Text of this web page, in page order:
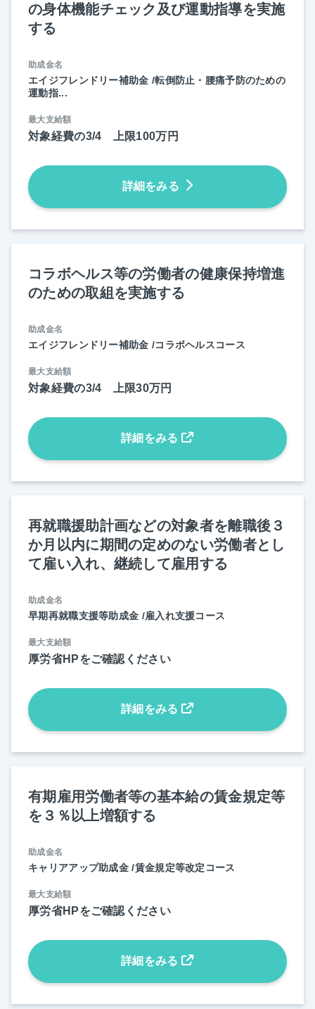
の身体機能チェック及び運動指導を実施
する
助成金名
エイジフレンドリー補助金 /転倒防止・腰痛予防のための
運動指...
最大支給額
対象経費の3/4 上限100万円
詳細をみる
コラボヘルス等の労働者の健康保持増進
のための取組を実施する
助成金名
エイジフレンドリー補助金 /コラボヘルスコース
最大支給額
対象経費の3/4 上限30万円
詳細をみる
再就職援助計画などの対象者を離職後３
か月以内に期間の定めのない労働者とし
て雇い入れ、継続して雇用する
助成金名
早期再就職支援等助成金 /雇入れ支援コース
最大支給額
厚労省HPをご確認ください
詳細をみる
有期雇用労働者等の基本給の賃金規定等
を３％以上増額する
助成金名
キャリアアップ助成金 /賃金規定等改定コース
最大支給額
厚労省HPをご確認ください
詳細をみる